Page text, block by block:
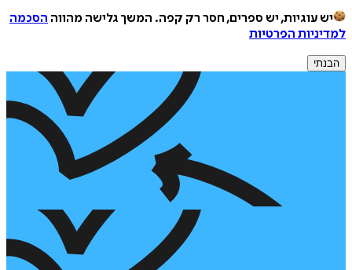
יש עוגיות, יש ספרים, חסר רק קפה. המשך גלישה מהווה הסכמה
למדיניות הפרטיות
הבנתי